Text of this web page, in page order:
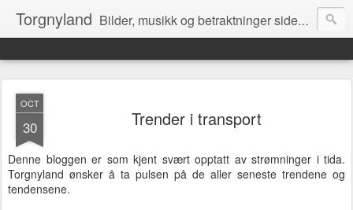
Torgnyland Bilder, musikk og betraktninger siden 2008
OCT
30 Trender i transport
Denne bloggen er som kjent svært opptatt av strømninger i tida.
Torgnyland ønsker å ta pulsen på de aller seneste trendene og
tendensene.